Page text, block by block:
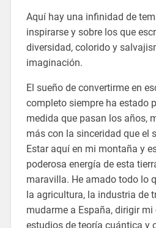
Aquí hay una infinidad de
inspirarse y sobre los que
diversidad, colorido y
imaginación.
El sueño de convertirme en
completo siempre ha estado
medida que pasan los años,
más con la sinceridad que el
Estar aquí en mi montaña y
poderosa energía de esta
maravilla. He amado todo lo
la agricultura, la industria de
mudarme a España, dirigir mi
estudios de teoría cuántica y